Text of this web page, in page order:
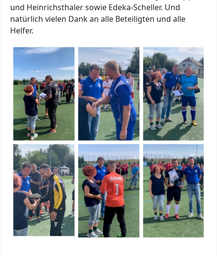
und Heinrichsthaler sowie Edeka-Scheller. Und
natürlich vielen Dank an alle Beteiligten und alle
Helfer.